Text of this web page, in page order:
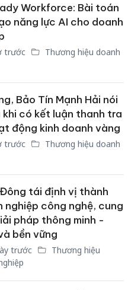
Workforce: Bài toán
năng lực AI cho doanh
trước
Thương hiệu doanh
Bảo Tín Mạnh Hải nói
khi có kết luận thanh tra
động kinh doanh vàng
trước
Thương hiệu doanh
tái định vị thành
nghiệp công nghệ, cung
pháp thông minh -
bền vững
trước
Thương hiệu